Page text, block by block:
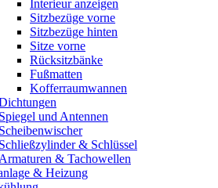
Interieur anzeigen
Sitzbezüge vorne
Sitzbezüge hinten
Sitze vorne
Rücksitzbänke
Fußmatten
Kofferraumwannen
Spiegel und Antennen
Scheibenwischer
Schließzylinder & Schlüssel
Armaturen & Tachowellen
& Heizung